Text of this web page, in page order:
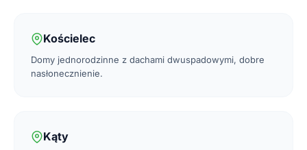
Kościelec
Domy jednorodzinne z dachami dwuspadowymi, dobre
nasłonecznienie.
Kąty